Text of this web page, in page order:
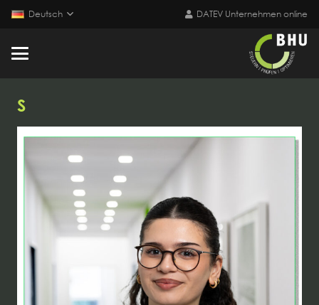
Deutsch DATEV Unternehmen online
S